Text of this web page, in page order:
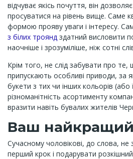
відчуває якісь почуття, він
просуватися на рівень вище. Саме
формою прояву уваги і інтересу.
з білих троянд здатний висловити
наочніше і зрозуміліше, ніж сотні
Крім того, не слід забувати про те,
припускають особливі приводи, за
букети з тих чи інших кольорів (або
різноманітність асортименту
вразити навіть бувалих жителів
Ваш найкращий
Сучасному чоловікові, до слова,
перший крок і подарувати